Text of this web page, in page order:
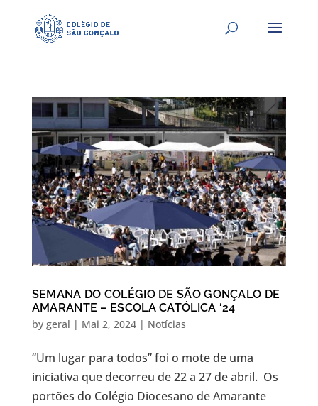
SEMANA DO COLÉGIO DE SÃO GONÇALO DE
AMARANTE – ESCOLA CATÓLICA ‘24
by geral | Mai 2, 2024| Notícias
“Um lugar para todos” foi o mote de uma
iniciativa que decorreu de 22 a 27 de abril. Os
portões do Colégio Diocesano de Amarante